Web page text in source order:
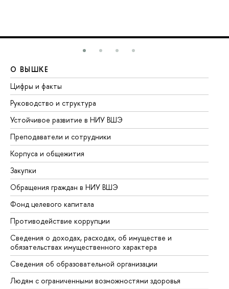
О ВЫШКЕ
Цифры и факты
Руководство и структура
Устойчивое развитие в НИУ ВШЭ
Преподаватели и сотрудники
Корпуса и общежития
Закупки
Обращения граждан в НИУ ВШЭ
Фонд целевого капитала
Противодействие коррупции
Сведения о доходах, расходах, об имуществе и
обязательствах имущественного характера
Сведения об образовательной организации
Людям с ограниченными возможностями здоровья